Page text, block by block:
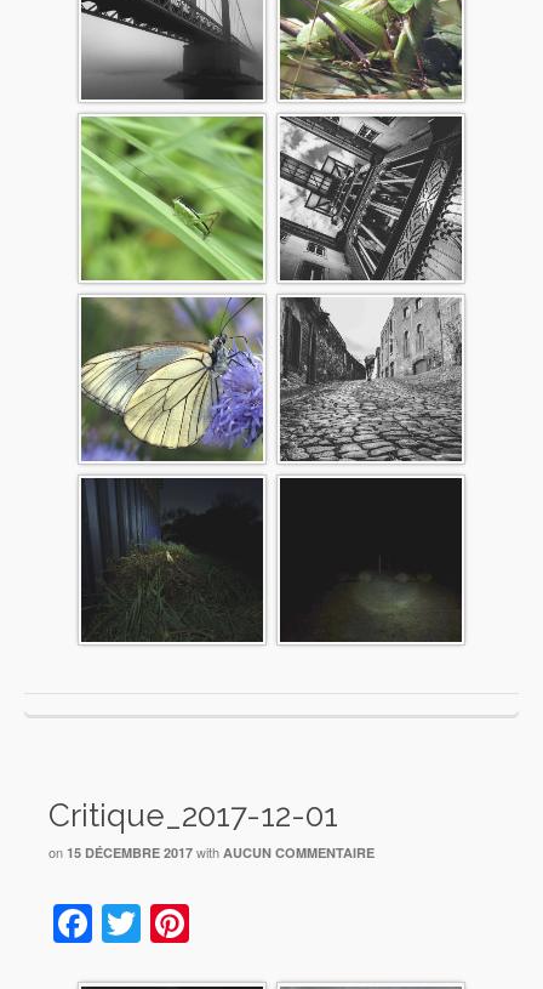
Critique_2017-12-01
on 15 DÉCEMBRE 2017 with AUCUN COMMENTAIRE
Facebook
Twitter